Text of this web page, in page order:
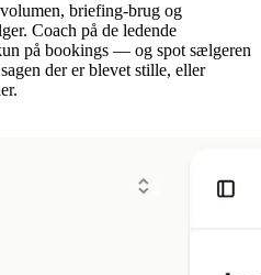
briefing-brug og
Coach på de ledende
på bookings — og spot sælgeren
der er blevet stille, eller